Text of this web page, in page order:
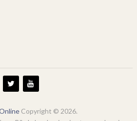
Copyright © 2026.